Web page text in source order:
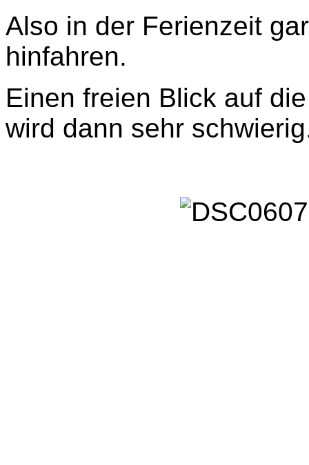
Also in der Ferienzeit
hinfahren.
Einen freien Blick auf
wird dann sehr